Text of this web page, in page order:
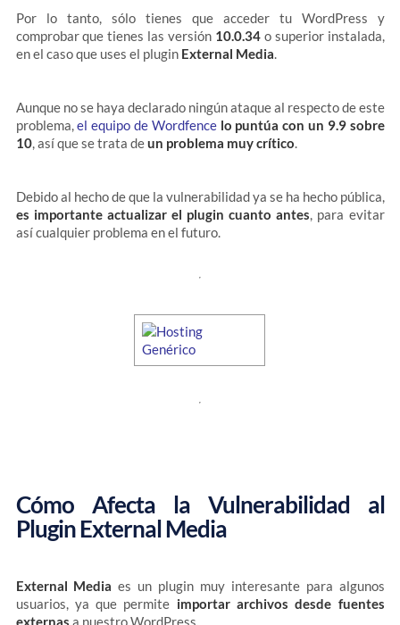
Por lo tanto, sólo tienes que acceder tu WordPress y
comprobar que tienes las versión 10.0.34o superior instalada,
en el caso que uses el plugin External Media.
Aunque no se haya declarado ningún ataque al respecto de este
problema,el equipo de Wordfence lo puntúa con un 9.9 sobre
10, así que se trata deun problema muy crítico.
Debido al hecho de que la vulnerabilidad ya se ha hecho pública,
es importante actualizar el plugin cuanto antes, para evitar
así cualquier problema en el futuro.
Cómo Afecta la Vulnerabilidad al
Plugin External Media
External Media es un plugin muy interesante para algunos
usuarios, ya que permite importar archivos desde fuentes
externas a nuestro WordPress.